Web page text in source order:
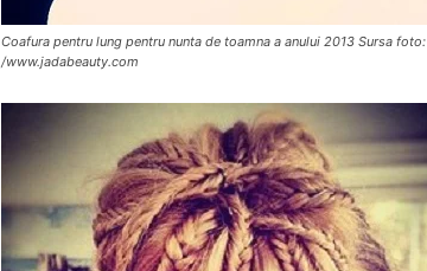
Coafura pentru lung pentru nunta de toamna a anului 2013 Sursa foto:
/www.jadabeauty.com